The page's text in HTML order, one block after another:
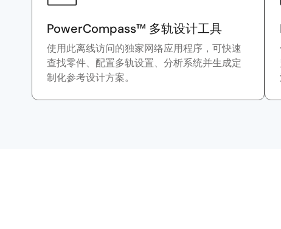
PowerCompass™ 多轨设计工具
使用此离线访问的独家网络应用程序，可快速
查找零件、配置多轨设置、分析系统并生成定
制化参考设计方案。